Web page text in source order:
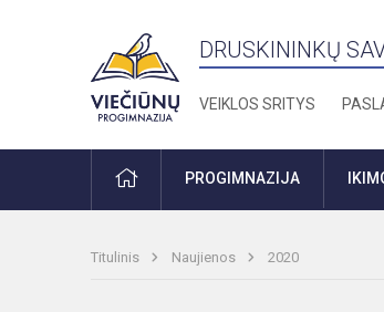
DRUSKININKŲ
VEIKLOS SRITYS
PRADŽIAPROGIMNAZIJA
Titulinis Naujienos 2020